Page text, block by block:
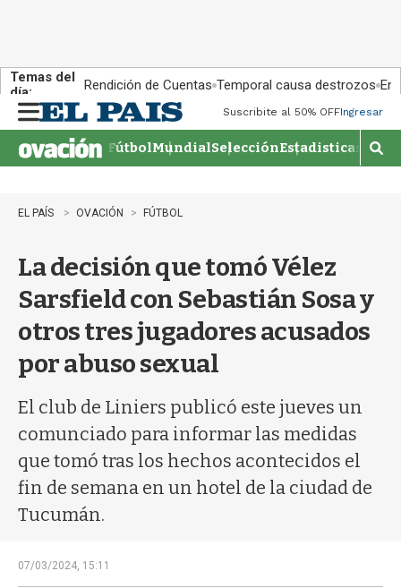
Temas del
día:
Rendición de Cuentas Temporal causa destrozos En
n
u
Suscribite al 50% OFFIngresar
FútbolMundialSelecciónEstadisticas
M
o
EL PAÍS OVACIÓN FÚTBOL
La decisión que tomó Vélez
Sarsfield con Sebastián Sosa y
otros tres jugadores acusados
por abuso sexual
El club de Liniers publicó este jueves un
comunciado para informar las medidas
que tomó tras los hechos acontecidos el
fin de semana en un hotel de la ciudad de
Tucumán.
07/03/2024, 15:11